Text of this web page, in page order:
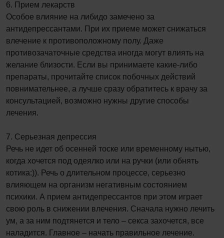
6. Прием лекарств
Особое влияние на либидо замечено за
антидепрессантами. При их приеме может снижаться
влечение к противоположному полу. Даже
противозачаточные средства иногда могут влиять на
желание близости. Если вы принимаете какие-либо
препараты, прочитайте список побочных действий
повнимательнее, а лучше сразу обратитесь к врачу за
консультацией, возможно нужны другие способы
лечения.
7. Серьезная депрессия
Речь не идет об осенней тоске или временному нытью,
когда хочется под одеялко или на ручки (или обнять
котика:)). Речь о длительном процессе, серьезно
влияющем на организм негативным состоянием
психики. А прием антидепрессантов при этом играет
свою роль в снижении влечения. Сначала нужно лечить
ум, а за ним подтянется и тело – секса захочется, все
наладится. Главное – начать правильное лечение.